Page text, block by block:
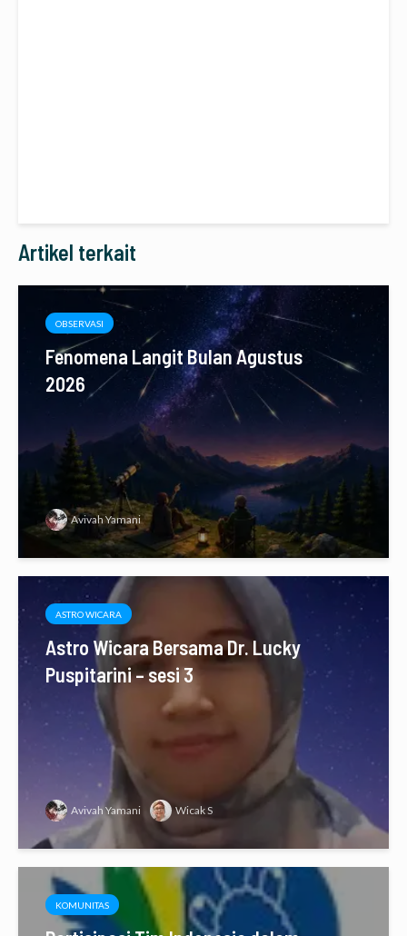
Artikel terkait
OBSERVASI
Fenomena Langit Bulan Agustus
2026
Avivah Yamani
ASTRO WICARA
Astro Wicara Bersama Dr. Lucky
Puspitarini – sesi 3
Avivah Yamani Wicak S
KOMUNITAS